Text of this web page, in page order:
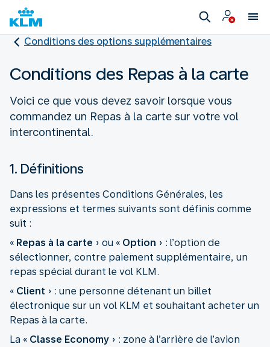
Conditions des options supplémentaires
Conditions des Repas à la carte
Voici ce que vous devez savoir lorsque vous
commandez un Repas à la carte sur votre vol
intercontinental.
1. Définitions
Dans les présentes Conditions Générales, les
expressions et termes suivants sont définis comme
suit :
« Repas à la carte » ou « Option » : l’option de
sélectionner, contre paiement supplémentaire, un
repas spécial durant le vol KLM.
« Client » : une personne détenant un billet
électronique sur un vol KLM et souhaitant acheter un
Repas à la carte.
La « Classe Economy » : zone à l’arrière de l’avion